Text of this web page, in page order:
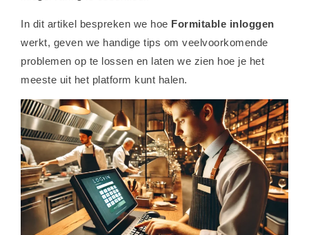
In dit artikel bespreken we hoe Formitable inloggen
werkt, geven we handige tips om veelvoorkomende
problemen op te lossen en laten we zien hoe je het
meeste uit het platform kunt halen.